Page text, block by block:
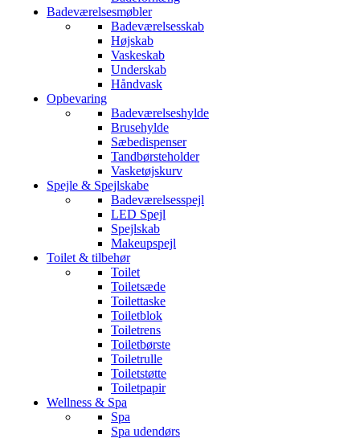
Badeværelsesmøbler
Badeværelsesskab
Højskab
Vaskeskab
Underskab
Håndvask
Opbevaring
Badeværelseshylde
Brusehylde
Sæbedispenser
Tandbørsteholder
Vasketøjskurv
Spejle & Spejlskabe
Badeværelsesspejl
LED Spejl
Spejlskab
Makeupspejl
Toilet & tilbehør
Toilet
Toiletsæde
Toilettaske
Toiletblok
Toiletrens
Toiletbørste
Toiletrulle
Toiletstøtte
Toiletpapir
Wellness & Spa
Spa
Spa udendørs